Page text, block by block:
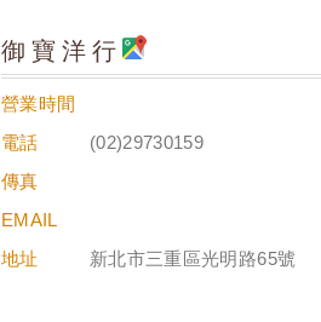
御寶洋行
營業時間
電話
(02)29730159
傳真
EMAIL
地址
新北市三重區光明路65號